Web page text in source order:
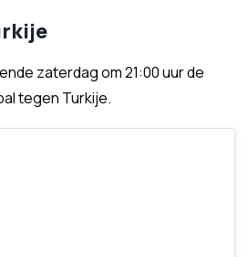
zaterdag om 21:00 uur de
tegen Turkije.